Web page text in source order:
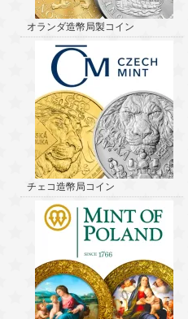
オランダ造幣局製コイン
チェコ造幣局コイン